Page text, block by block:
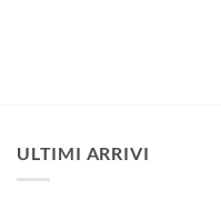
ULTIMI ARRIVI